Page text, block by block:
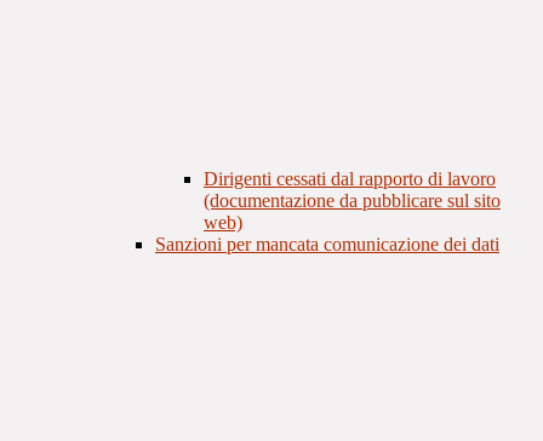
Dirigenti cessati dal rapporto di lavoro
(documentazione da pubblicare sul sito
web)
Sanzioni per mancata comunicazione dei dati